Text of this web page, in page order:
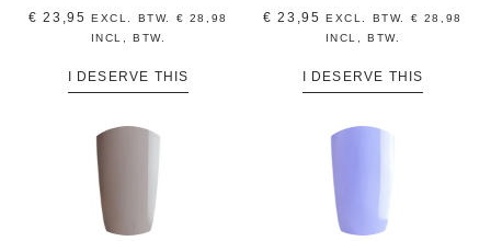
€ 23,95 EXCL. BTW. € 28,98
INCL, BTW.
I DESERVE THIS
€ 23,95 EXCL. BTW. € 28,98
INCL, BTW.
I DESERVE THIS